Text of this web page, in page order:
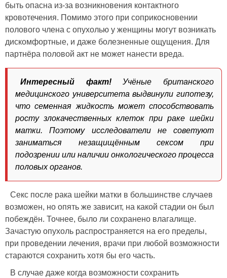
быть опасна из-за возникновения контактного
кровотечения. Помимо этого при соприкосновении
полового члена с опухолью у женщины могут возникать
дискомфортные, и даже болезненные ощущения. Для
партнёра половой акт не может нанести вреда.
Интересный факт!
Учёные британского
медицинского университета выдвинули гипотезу,
что семенная жидкость может способствовать
росту злокачественных клеток при раке шейки
матки. Поэтому исследователи не советуют
заниматься незащищённым сексом при
подозрении или наличии онкологического процесса
половых органов.
Секс после рака шейки матки в большинстве случаев
возможен, но опять же зависит, на какой стадии он был
побеждён. Точнее, было ли сохранено влагалище.
Зачастую опухоль распространяется на его пределы,
при проведении лечения, врачи при любой возможности
стараются сохранить хотя бы его часть.
В случае даже когда возможности сохранить